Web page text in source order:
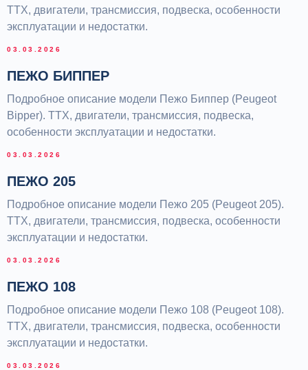
ТТХ, двигатели, трансмиссия, подвеска, особенности
эксплуатации и недостатки.
03.03.2026
ПЕЖО БИППЕР
Подробное описание модели Пежо Биппер (Peugeot
Bipper). ТТХ, двигатели, трансмиссия, подвеска,
особенности эксплуатации и недостатки.
03.03.2026
ПЕЖО 205
Подробное описание модели Пежо 205 (Peugeot 205).
ТТХ, двигатели, трансмиссия, подвеска, особенности
эксплуатации и недостатки.
03.03.2026
ПЕЖО 108
Подробное описание модели Пежо 108 (Peugeot 108).
ТТХ, двигатели, трансмиссия, подвеска, особенности
эксплуатации и недостатки.
03.03.2026